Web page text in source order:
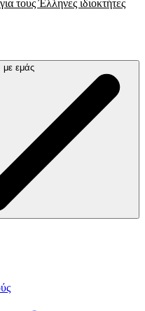
τους Έλληνες ιδιοκτήτες
με εμάς